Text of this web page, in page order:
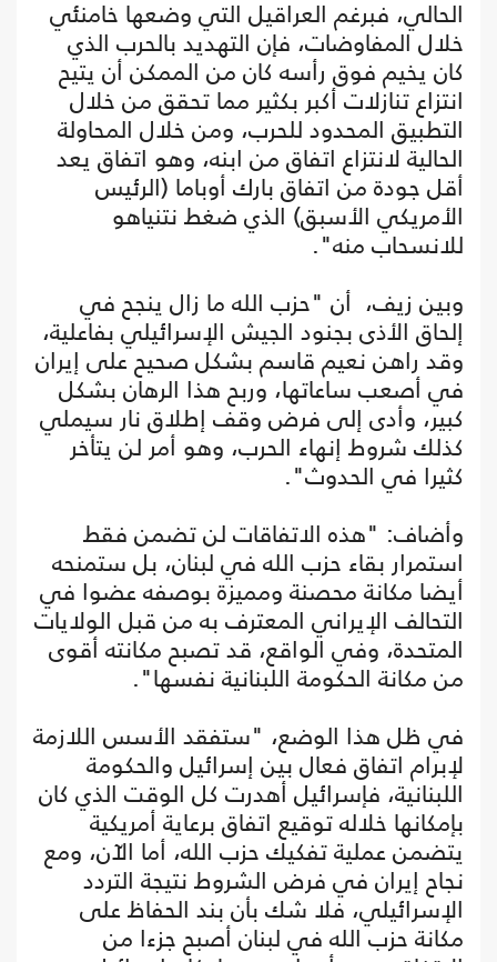
الحالي، فبرغم العراقيل التي وضعها خامنئي
خلال المفاوضات، فإن التهديد بالحرب الذي
كان يخيم فوق رأسه كان من الممكن أن يتيح
انتزاع تنازلات أكبر بكثير مما تحقق من خلال
التطبيق المحدود للحرب، ومن خلال المحاولة
الحالية لانتزاع اتفاق من ابنه، وهو اتفاق يعد
أقل جودة من اتفاق بارك أوباما (الرئيس
الأمريكي الأسبق) الذي ضغط نتنياهو
للانسحاب منه".
وبين زيف، أن "حزب الله ما زال ينجح في
إلحاق الأذى بجنود الجيش الإسرائيلي بفاعلية،
وقد راهن نعيم قاسم بشكل صحيح على إيران
في أصعب ساعاتها، وربح هذا الرهان بشكل
كبير، وأدى إلى فرض وقف إطلاق نار سيملي
كذلك شروط إنهاء الحرب، وهو أمر لن يتأخر
كثيرا في الحدوث".
وأضاف: "هذه الاتفاقات لن تضمن فقط
استمرار بقاء حزب الله في لبنان، بل ستمنحه
أيضا مكانة محصنة ومميزة بوصفه عضوا في
التحالف الإيراني المعترف به من قبل الولايات
المتحدة، وفي الواقع، قد تصبح مكانته أقوى
من مكانة الحكومة اللبنانية نفسها".
في ظل هذا الوضع، "ستفقد الأسس اللازمة
لإبرام اتفاق فعال بين إسرائيل والحكومة
اللبنانية، فإسرائيل أهدرت كل الوقت الذي كان
بإمكانها خلاله توقيع اتفاق برعاية أمريكية
يتضمن عملية تفكيك حزب الله، أما الآن، ومع
نجاح إيران في فرض الشروط نتيجة التردد
الإسرائيلي، فلا شك بأن بند الحفاظ على
مكانة حزب الله في لبنان أصبح جزءا من